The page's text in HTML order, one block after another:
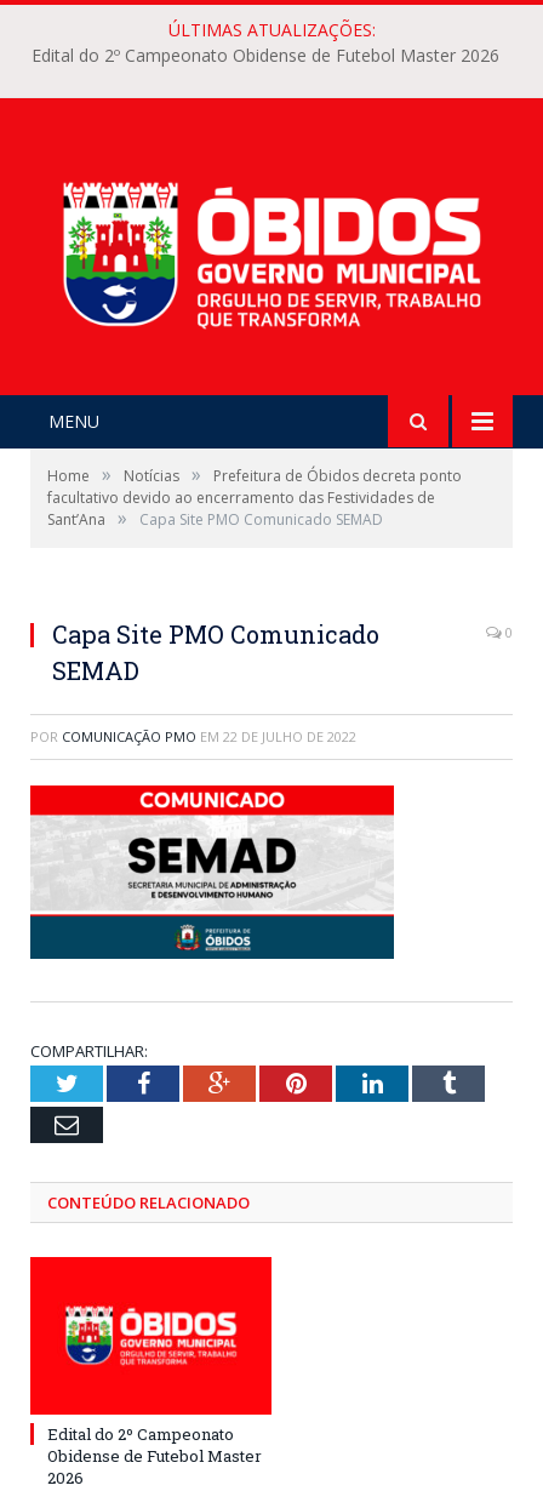
ÚLTIMAS ATUALIZAÇÕES:
Edital do 2º Campeonato Obidense de Futebol Master 2026
MENU
Home » Notícias »
Prefeitura de Óbidos decreta ponto
facultativo devido ao encerramento das Festividades de
Sant’Ana
» Capa Site PMO Comunicado SEMAD
Capa Site PMO Comunicado
SEMAD
0
POR COMUNICAÇÃO PMO EM 22 DE JULHO DE 2022
COMPARTILHAR:
TwitterFacebookGoogle+PinterestLinkedInTumblr
Email
CONTEÚDO RELACIONADO
Edital do 2º Campeonato
Obidense de Futebol Master
2026